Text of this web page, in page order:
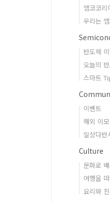
앰코코리
우리는
반도체
오늘의
스마트
이벤트
해외 이
일상다반
Culture
문화로
여행을
요리와